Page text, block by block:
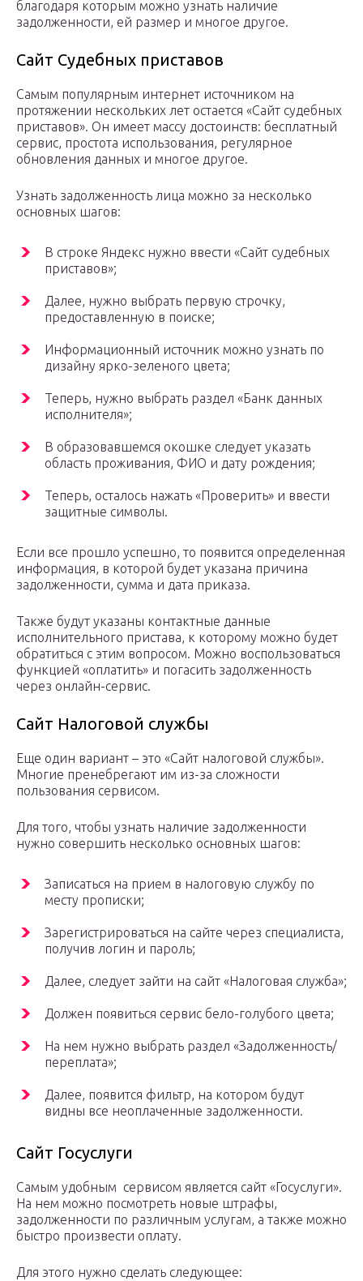
благодаря которым можно узнать наличие
задолженности, ей размер и многое другое.
Сайт Судебных приставов
Самым популярным интернет источником на
протяжении нескольких лет остается «Сайт судебных
приставов». Он имеет массу достоинств: бесплатный
сервис, простота использования, регулярное
обновления данных и многое другое.
Узнать задолженность лица можно за несколько
основных шагов:
В строке Яндекс нужно ввести «Сайт судебных
приставов»;
Далее, нужно выбрать первую строчку,
предоставленную в поиске;
Информационный источник можно узнать по
дизайну ярко-зеленого цвета;
Теперь, нужно выбрать раздел «Банк данных
исполнителя»;
В образовавшемся окошке следует указать
область проживания, ФИО и дату рождения;
Теперь, осталось нажать «Проверить» и ввести
защитные символы.
Если все прошло успешно, то появится определенная
информация, в которой будет указана причина
задолженности, сумма и дата приказа.
Также будут указаны контактные данные
исполнительного пристава, к которому можно будет
обратиться с этим вопросом. Можно воспользоваться
функцией «оплатить» и погасить задолженность
через онлайн-сервис.
Сайт Налоговой службы
Еще один вариант – это «Сайт налоговой службы».
Многие пренебрегают им из-за сложности
пользования сервисом.
Для того, чтобы узнать наличие задолженности
нужно совершить несколько основных шагов:
Записаться на прием в налоговую службу по
месту прописки;
Зарегистрироваться на сайте через специалиста,
получив логин и пароль;
Далее, следует зайти на сайт «Налоговая служба»;
Должен появиться сервис бело-голубого цвета;
На нем нужно выбрать раздел «Задолженность/
переплата»;
Далее, появится фильтр, на котором будут
видны все неоплаченные задолженности.
Сайт Госуслуги
Самым удобным сервисом является сайт «Госуслуги».
На нем можно посмотреть новые штрафы,
задолженности по различным услугам, а также можно
быстро произвести оплату.
Для этого нужно сделать следующее: